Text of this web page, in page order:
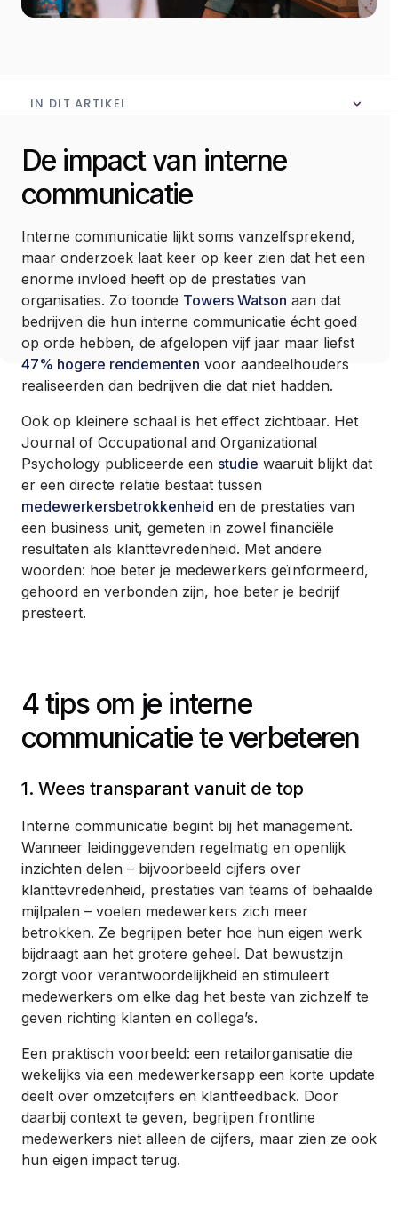
De impact van interne
communicatie
Interne communicatie lijkt soms vanzelfsprekend,
maar onderzoek laat keer op keer zien dat het een
enorme invloed heeft op de prestaties van
organisaties. Zo toonde Towers Watson aan dat
bedrijven die hun interne communicatie écht goed
op orde hebben, de afgelopen vijf jaar maar liefst
47% hogere rendementen voor aandeelhouders
realiseerden dan bedrijven die dat niet hadden.
Ook op kleinere schaal is het effect zichtbaar. Het
Journal of Occupational and Organizational
Psychology publiceerde een studie waaruit blijkt dat
er een directe relatie bestaat tussen
medewerkersbetrokkenheid en de prestaties van
een business unit, gemeten in zowel financiële
resultaten als klanttevredenheid. Met andere
woorden: hoe beter je medewerkers geïnformeerd,
gehoord en verbonden zijn, hoe beter je bedrijf
presteert.
4 tips om je interne
communicatie te verbeteren
1. Wees transparant vanuit de top
Interne communicatie begint bij het management.
Wanneer leidinggevenden regelmatig en openlijk
inzichten delen – bijvoorbeeld cijfers over
klanttevredenheid, prestaties van teams of behaalde
mijlpalen – voelen medewerkers zich meer
betrokken. Ze begrijpen beter hoe hun eigen werk
bijdraagt aan het grotere geheel. Dat bewustzijn
zorgt voor verantwoordelijkheid en stimuleert
medewerkers om elke dag het beste van zichzelf te
geven richting klanten en collega’s.
Een praktisch voorbeeld: een retailorganisatie die
wekelijks via een medewerkersapp een korte update
deelt over omzetcijfers en klantfeedback. Door
daarbij context te geven, begrijpen frontline
medewerkers niet alleen de cijfers, maar zien ze ook
hun eigen impact terug.
IN DIT ARTIKEL